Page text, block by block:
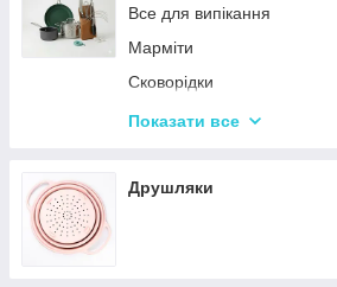
Все для випікання
Марміти
Сковорідки
Ківші
Показати все
Друшляки